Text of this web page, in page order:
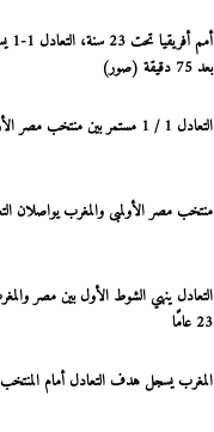
بعد 75 دقيقة (صور)
التعادل 1 / 1 مستمر بين منتخب مصر الأولمبى والمغرب بعد 75 دقيقة
منتخب مصر الأولمبى والمغرب يواصلان التعادل 1 / 1 بعد
التعادل ينهي الشوط الأول بين مصر
23 عامًا
المغرب يسجل هدف التعادل أمام المنتخب